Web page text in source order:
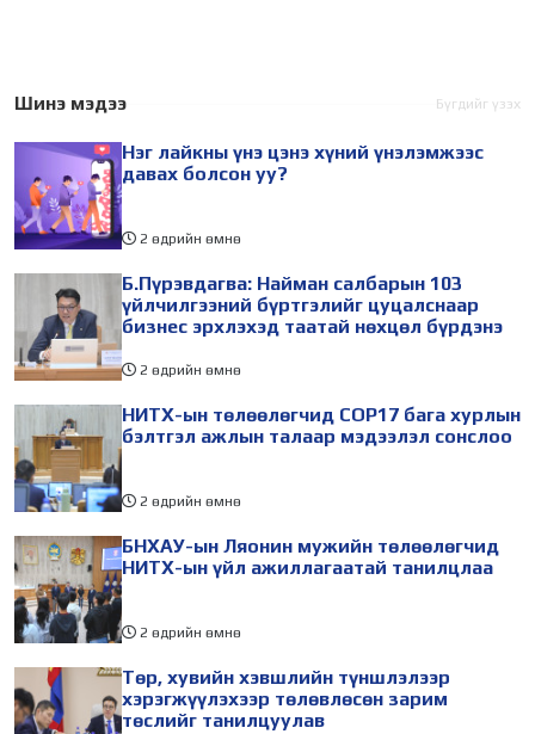
өдөр зохион
холбогдуулан Нийслэлийн
төлөөлөгчид Монгол
айлчлалынхаа хүрээнд
Шинэ мэдээ Бүгдийг үзэх
Нэг лайкны үнэ цэнэ хүний үнэлэмжээс
давах болсон уу?
2 өдрийн өмнө
Б.Пүрэвдагва: Найман салбарын 103
үйлчилгээний бүртгэлийг цуцалснаар
бизнес эрхлэхэд таатай нөхцөл бүрдэнэ
2 өдрийн өмнө
НИТХ-ын төлөөлөгчид COP17 бага хурлын
бэлтгэл ажлын талаар мэдээлэл сонслоо
2 өдрийн өмнө
БНХАУ-ын Ляонин мужийн төлөөлөгчид
НИТХ-ын үйл ажиллагаатай танилцлаа
2 өдрийн өмнө
Төр, хувийн хэвшлийн түншлэлээр
хэрэгжүүлэхээр төлөвлөсөн зарим
төслийг танилцуулав